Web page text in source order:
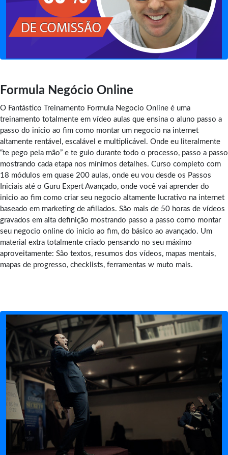
Formula Negócio Online
O Fantástico Treinamento Formula Negocio Online é uma
treinamento totalmente em vídeo aulas que ensina o aluno passo a
passo do inicio ao fim como montar um negocio na internet
altamente rentável, escalável e multiplicável. Onde eu literalmente
“te pego pela mão” e te guio durante todo o processo, passo a passo
mostrando cada etapa nos mínimos detalhes. Curso completo com
18 módulos em quase 200 aulas, onde eu vou desde os Passos
Iniciais até o Guru Expert Avançado, onde você vai aprender do
inicio ao fim como criar seu negocio altamente lucrativo na internet
baseado em marketing de afiliados. São mais de 50 horas de vídeos
gravados em alta definição mostrando passo a passo como montar
seu negocio online do inicio ao fim, do básico ao avançado. Um
material extra totalmente criado pensando no seu máximo
aproveitamente: São textos, resumos dos vídeos, mapas mentais,
mapas de progresso, checklists, ferramentas w muto mais.